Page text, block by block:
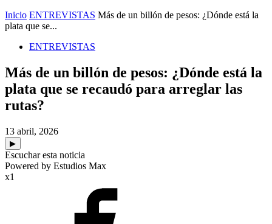
Inicio ENTREVISTAS Más de un billón de pesos: ¿Dónde está la
plata que se...
ENTREVISTAS
Más de un billón de pesos: ¿Dónde está la
plata que se recaudó para arreglar las
rutas?
13 abril, 2026
▶
Escuchar esta noticia
Powered by Estudios Max
x1